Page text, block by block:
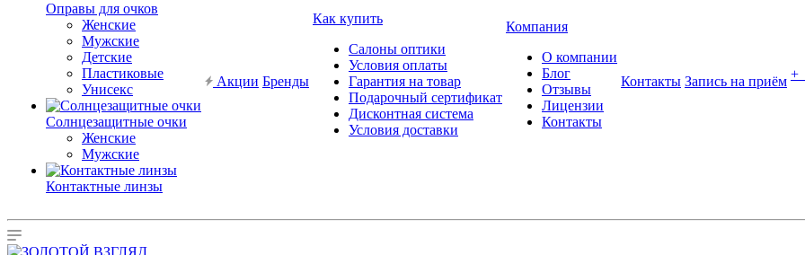
Оправы для очков
Женские
Мужские
Детские
Пластиковые
Унисекс
Солнцезащитные очки
Женские
Мужские
Контактные линзы
Акции Бренды
Как купить
Салоны оптики
Условия оплаты
Гарантия на товар
Подарочный сертификат
Дисконтная система
Условия доставки
Компания
О компании
Блог
Отзывы
Лицензии
Контакты
Контакты Запись на приём +